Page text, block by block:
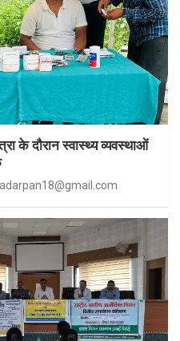
के दौरान स्वास्थ्य व्यवस्थाओं